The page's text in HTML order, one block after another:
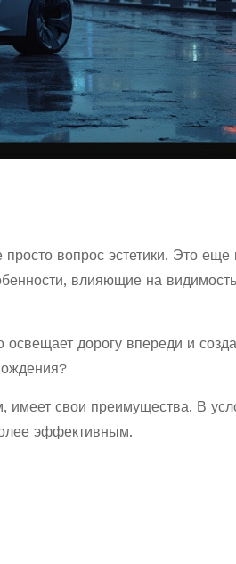
вопрос эстетики. Это еще
влияющие на
дорогу впереди и
имеет свои преимущества. В
эффективным.